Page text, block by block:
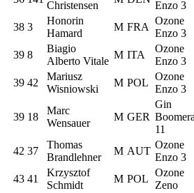
Christensen
Enzo 3
38 3
Honorin
Hamard
M FRA
Ozone
Enzo 3
39 8
Biagio
Alberto Vitale
M ITA
Ozone
Enzo 3
39 42
Mariusz
Wisniowski
M POL
Ozone
Enzo 3
39 18
Marc
Wensauer
M GER
Gin
11
42 37
Thomas
Brandlehner
M AUT
Ozone
Enzo 3
43 41
Krzysztof
Schmidt
M POL
Ozone
Zeno